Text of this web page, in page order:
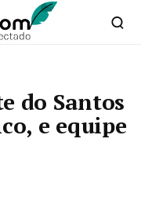
do Santos
e equipe